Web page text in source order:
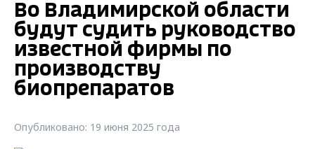
Во Владимирской области
будут судить руководство
известной фирмы по
производству
биопрепаратов
Опубликовано: 19 июня 2025 года